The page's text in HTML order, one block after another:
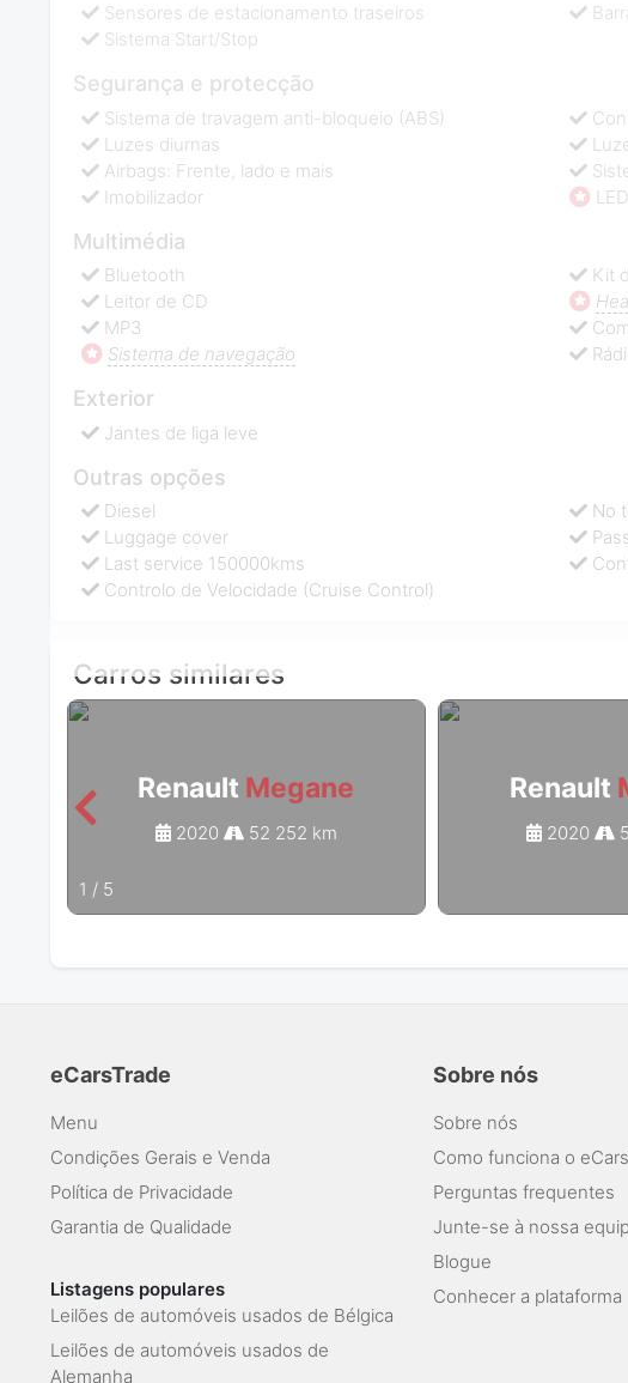
Sensores de estacionamento traseiros
Sistema Start/Stop
Segurança e protecção
Sistema de travagem anti-bloqueio (ABS)
Luzes diurnas
Airbags: Frente, lado e mais
Imobilizador
Multimédia
Bluetooth
Leitor de CD
Kit
MP3
Sistema de navegação
Exterior
Jantes de liga leve
Outras opções
Diesel
Luggage cover
No
Last service 150000kms
Controlo de Velocidade (Cruise Control)
Carros similares
Renault Megane
2020 52 252 km
Renault
2020
1 / 5
eCarsTrade
Menu
Condições Gerais e Venda
Política de Privacidade
Garantia de Qualidade
Listagens populares
Leilões de automóveis usados de Bélgica
Leilões de automóveis usados de
Alemanha
Sobre nós
Sobre nós
Como funciona o
Perguntas frequentes
Junte-se à nossa
Blogue
Conhecer a plataforma